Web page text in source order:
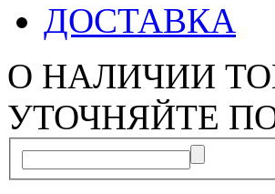
ДОСТАВКА
О НАЛИЧИИ
УТОЧНЯЙТЕ